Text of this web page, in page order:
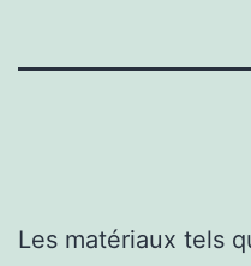
Les matériaux tels